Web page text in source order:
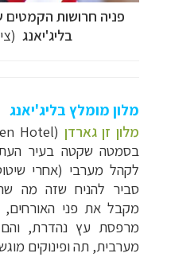
פניה חרושות
בליג'יאנג
מלון מומלץ בליג'יאנג
מלון זן גארדן
בסמטה שקטה בעיר
לקהל מערבי (אחרי
סביר להניח שזה מה
מקבל את פני האורחים,
מרפסת עץ נהדרת, והם
מערבית, תה ופינוקים